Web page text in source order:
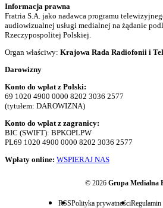
Informacja prawna
Fratria S.A. jako nadawca programu
audiowizualnej usługi medialnej na żądanie
Rzeczypospolitej Polskiej.
Organ właściwy: Krajowa Rada Radiofonii i
Darowizny
Konto do wpłat z Polski:
69 1020 4900 0000 8202 3036 2577
(tytułem: DAROWIZNA)
Konto do wpłat z zagranicy:
BIC (SWIFT): BPKOPLPW
PL69 1020 4900 0000 8202 3036 2577
Wpłaty online: WSPIERAJ NAS
© 2026 Grupa Medialna
RSSPolityka prywatności